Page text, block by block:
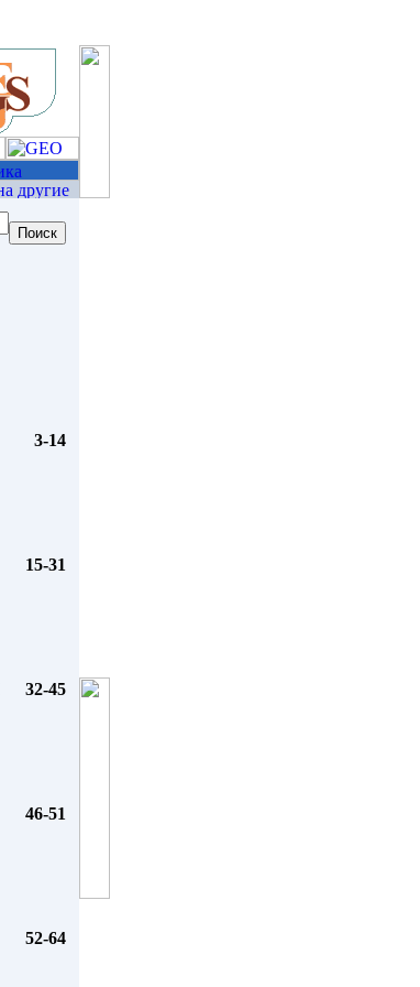
3-14
15-31
32-45
46-51
52-64